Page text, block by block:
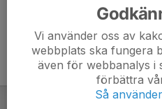
Vi använder oss av
webbplats ska fungera
även för webbanalys i
förbättra
Så